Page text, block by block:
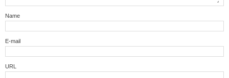
Name
E-mail
URL